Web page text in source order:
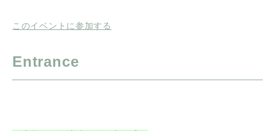
このイベントに参加する
Entrance